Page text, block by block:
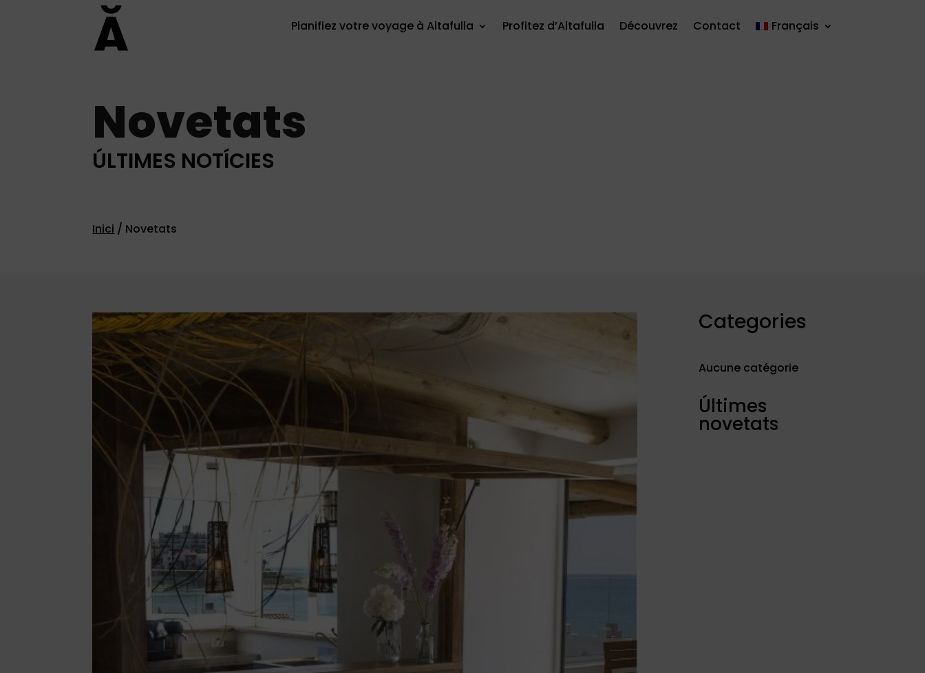
Planifiez votre voyage à Altafulla Profitez d’Altafulla Découvrez Contact Français
Novetats
ÚLTIMES NOTÍCIES
Inici / Novetats
Categories
Aucune catégorie
Últimes
novetats